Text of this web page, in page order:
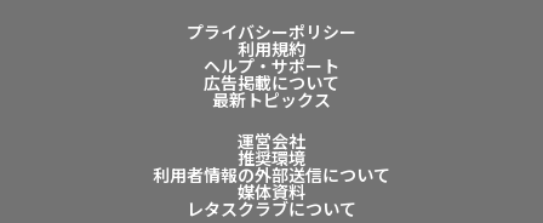
プライバシーポリシー
利用規約
ヘルプ・サポート
広告掲載について
最新トピックス
運営会社
推奨環境
利用者情報の外部送信について
媒体資料
レタスクラブについて